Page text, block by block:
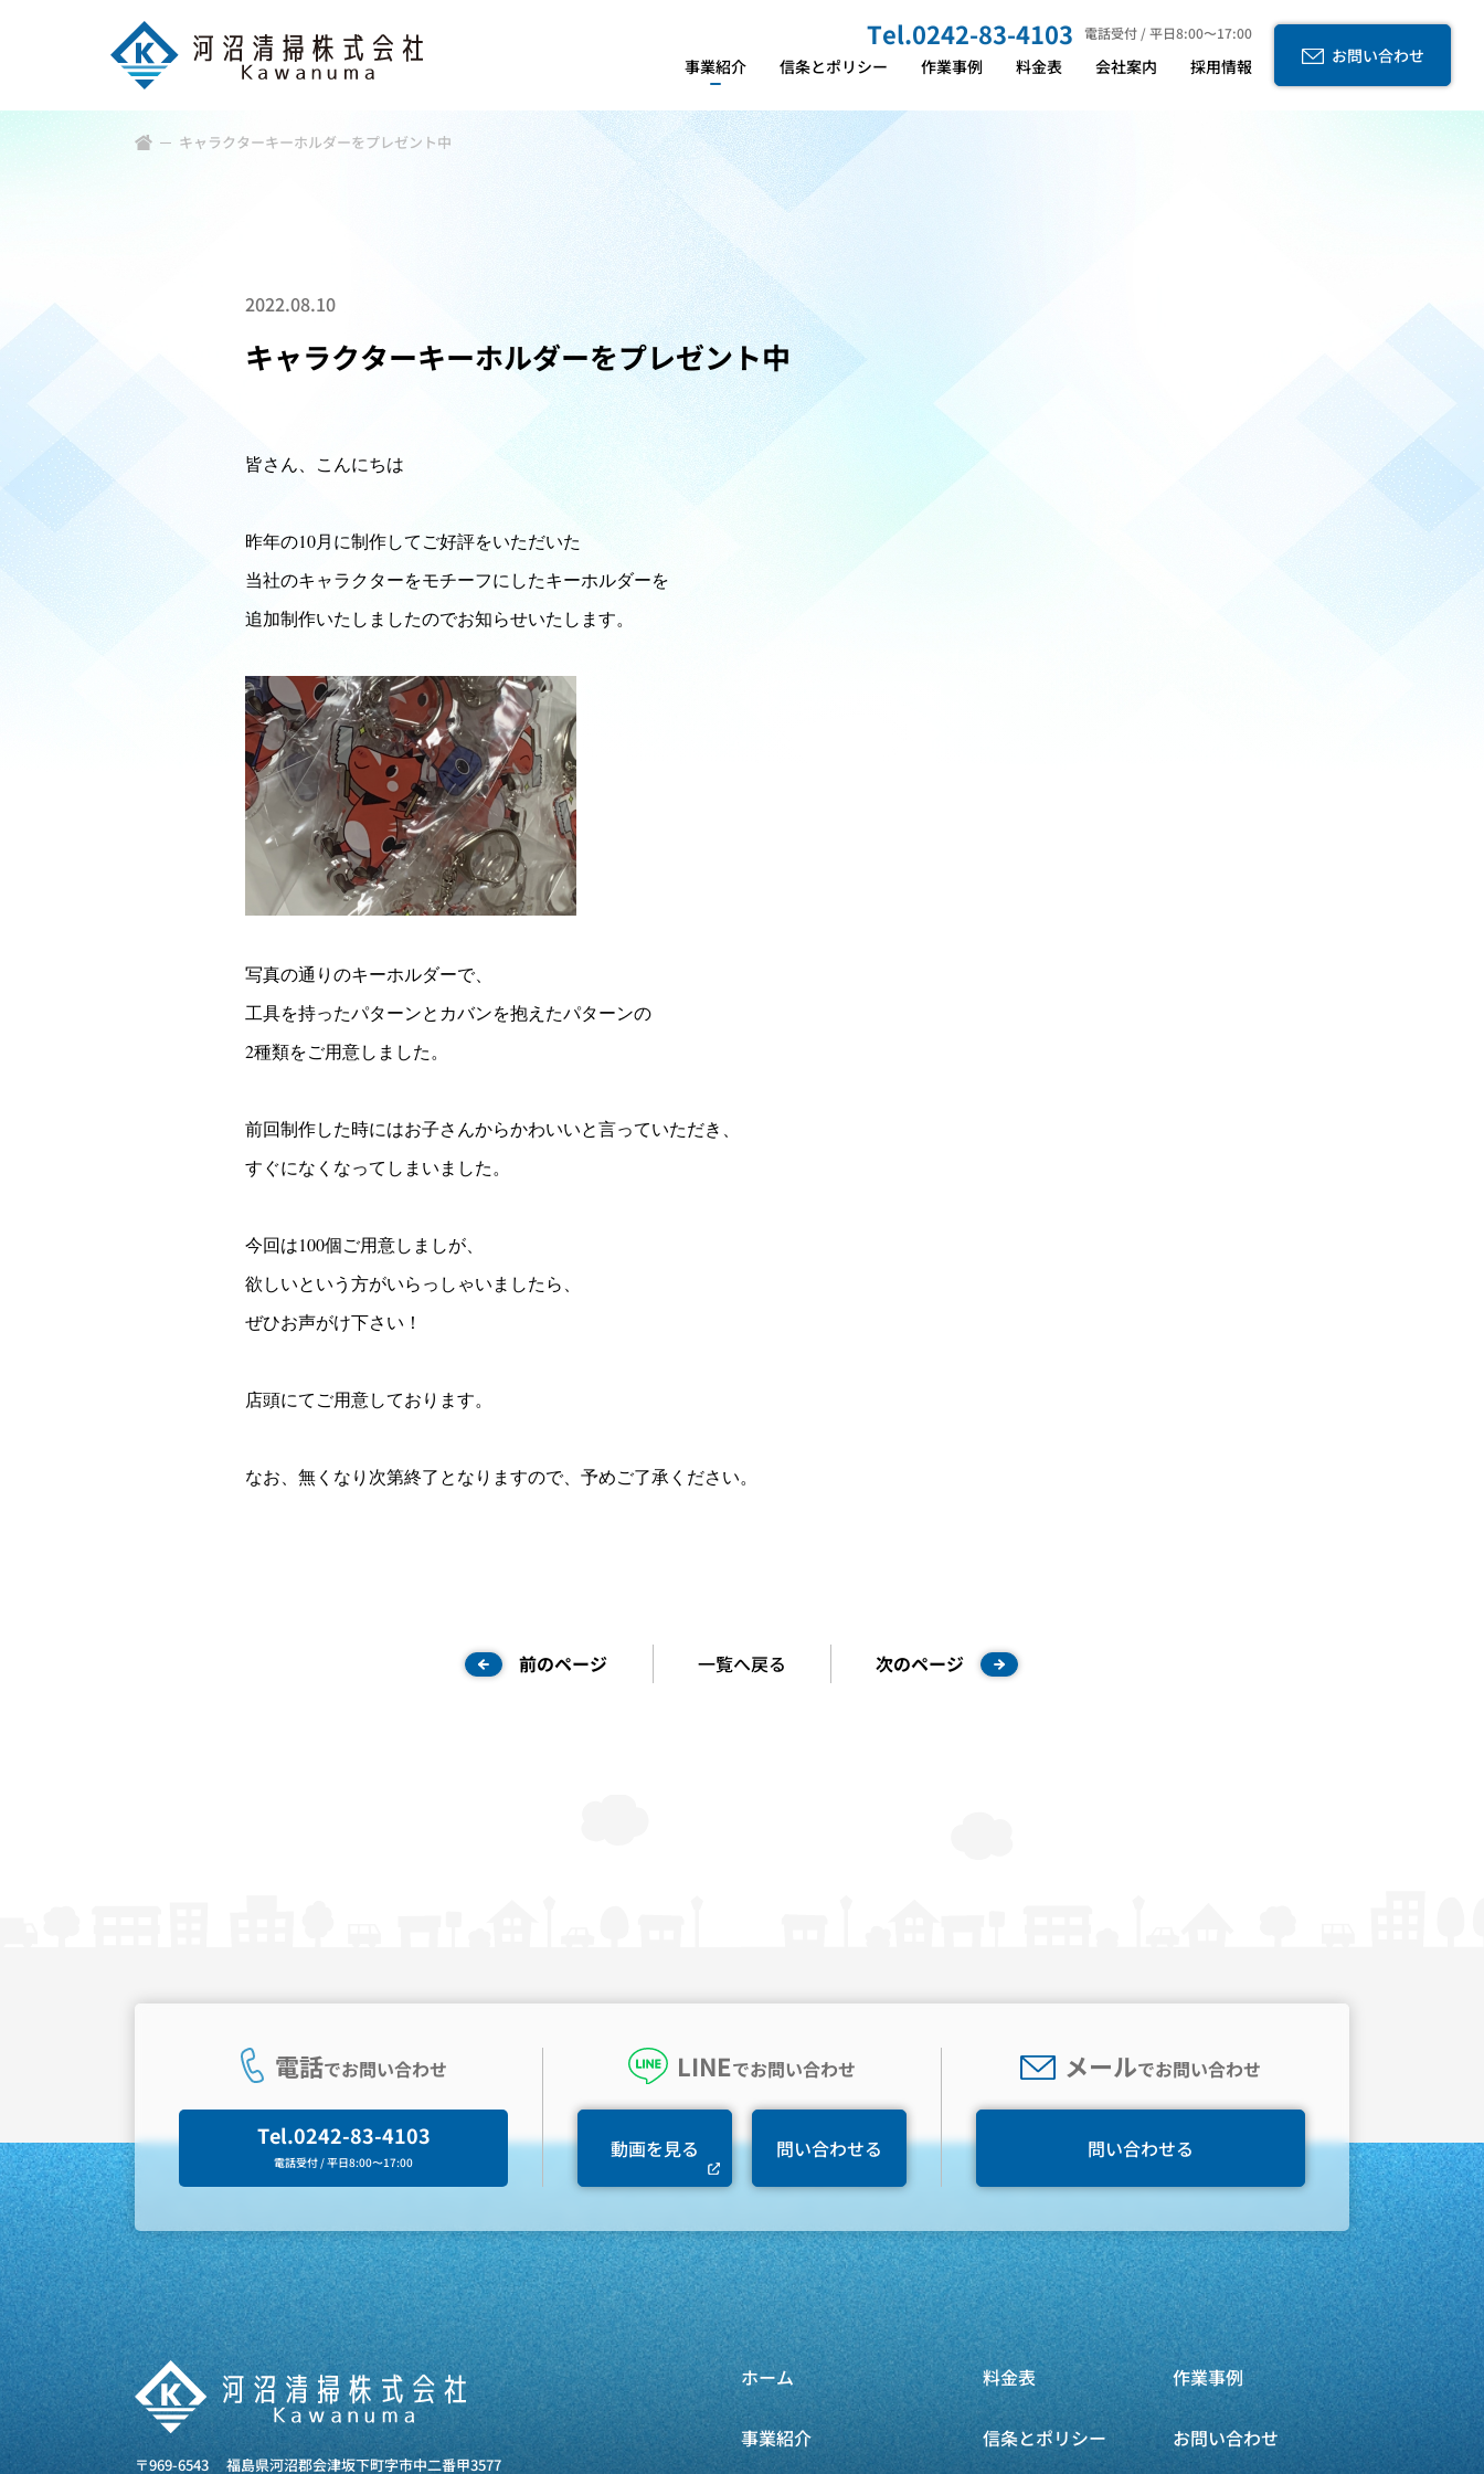
Tel.0242-83-4103 電話受付 / 平日8:00〜17:00
事業紹介
浄化槽点検・浄化槽清掃・
し尿汲み取り
水まわりサービス
水まわりトラブル
水まわりリフォーム
ハウスクリーニング
信条とポリシー 作業事例 料金表 会社案内 採用情報 お問い合わせ
キャラクターキーホルダーをプレゼント中
2022.08.10
キャラクターキーホルダーをプレゼント中
皆さん、こんにちは
昨年の10月に制作してご好評をいただいた
当社のキャラクターをモチーフにしたキーホルダーを
追加制作いたしましたのでお知らせいたします。
写真の通りのキーホルダーで、
工具を持ったパターンとカバンを抱えたパターンの
2種類をご用意しました。
前回制作した時にはお子さんからかわいいと言っていただき、
すぐになくなってしまいました。
今回は100個ご用意しましが、
欲しいという方がいらっしゃいましたら、
ぜひお声がけ下さい！
店頭にてご用意しております。
なお、無くなり次第終了となりますので、予めご了承ください。
前のページ 一覧へ戻る 次のページ
電話でお問い合わせ
Tel.0242-83-4103
電話受付 / 平日8:00〜17:00
LINEでお問い合わせ
動画を見る 問い合わせる
メールでお問い合わせ
問い合わせる
ホーム
事業紹介
料金表
信条とポリシー
作業事例
お問い合わせ
〒969-6543 福島県河沼郡会津坂下町字市中二番甲3577